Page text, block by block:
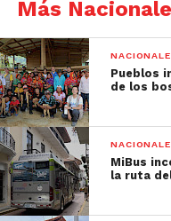
Más
Pueblos
de los
MiBus
la ruta